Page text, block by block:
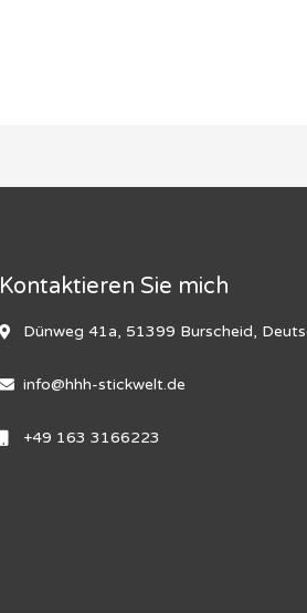
Kontaktieren Sie mich
Dünweg 41a, 51399 Burscheid,
info@hhh-stickwelt.de
+49 163 3166223